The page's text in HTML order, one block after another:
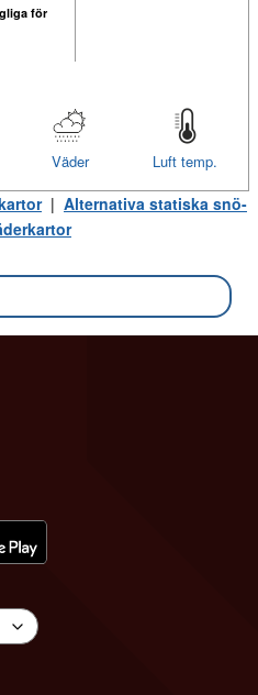
för
Luft temp.
Väder
| Alternativa statiska snö-